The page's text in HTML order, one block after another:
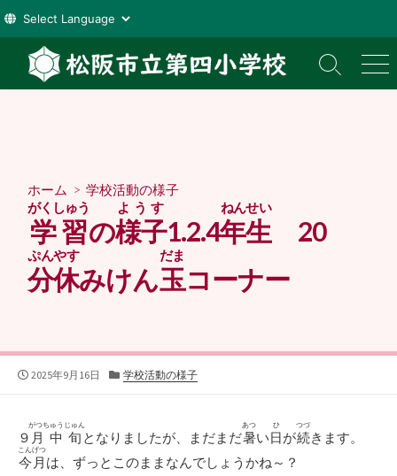
テ
検
索
メ
ニ
ホーム > 学校活動の様子
学習
がくしゅう
の様子
ようす
1.2.4年生
ねんせい
20
分休
ぷんやす
みけん玉
だま
コーナー
公
2025年9月16日
カ
ー
学校活動の様子
９ 月中旬
がつちゅうじゅん
となりましたが、まだまだ暑
あつ
い日
ひ
が続
つづ
きます。
今月
こんげつ
は、ずっとこのままなんでしょうかね～？